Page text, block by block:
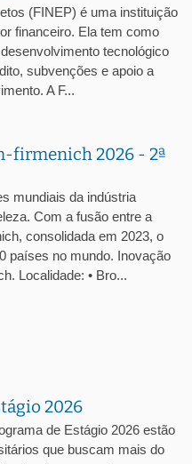
(FINEP) é uma instituição
financeiro. Ela tem como
tecnológico
subvenções e apoio a
A F...
firmenich 2026 - 2ª
mundiais da indústria
Com a fusão entre a
consolidada em 2023, o
países no mundo. Inovação
Localidade: • Bro...
2026
de Estágio 2026 estão
que buscam mais do